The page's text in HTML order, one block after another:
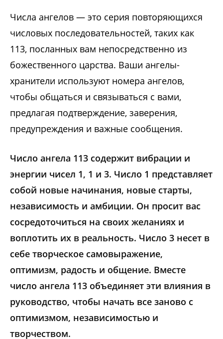
Числа ангелов — это серия повторяющихся
числовых последовательностей, таких как
113, посланных вам непосредственно из
божественного царства. Ваши ангелы-
хранители используют номера ангелов,
чтобы общаться и связываться с вами,
предлагая подтверждение, заверения,
предупреждения и важные сообщения.
Число ангела 113 содержит вибрации и
энергии чисел 1, 1 и 3. Число 1 представляет
собой новые начинания, новые старты,
независимость и амбиции. Он просит вас
сосредоточиться на своих желаниях и
воплотить их в реальность. Число 3 несет в
себе творческое самовыражение,
оптимизм, радость и общение. Вместе
число ангела 113 объединяет эти влияния в
руководство, чтобы начать все заново с
оптимизмом, независимостью и
творчеством.